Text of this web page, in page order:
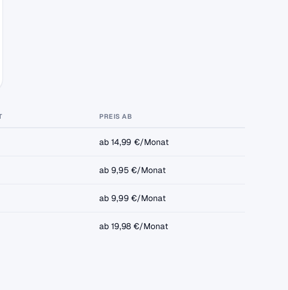
PREIS AB
ab 14,99 €/Monat
ab 9,95 €/Monat
ab 9,99 €/Monat
ab 19,98 €/Monat